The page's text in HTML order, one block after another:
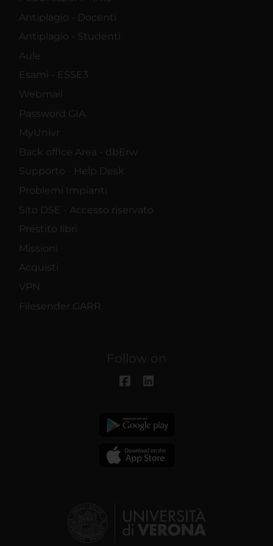
Antiplagio - Docenti
Antiplagio - Studenti
Aule
Esami - ESSE3
Webmail
Password GIA
MyUnivr
Back office Area - dbErw
Supporto - Help Desk
Problemi Impianti
Sito DSE - Accesso riservato
Prestito libri
Missioni
Acquisti
VPN
Filesender GARR
Follow on